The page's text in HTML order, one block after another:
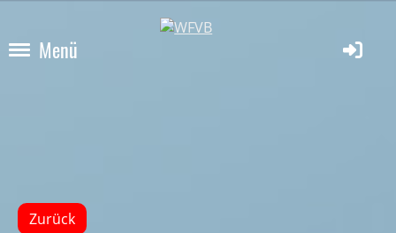
Menü
Zurück